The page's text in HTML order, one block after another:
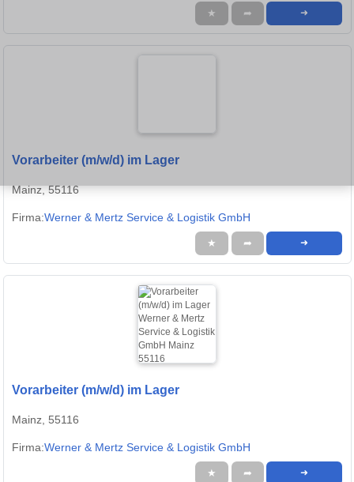
★ ➦ ➜
Vorarbeiter (m/w/d) im Lager
Mainz, 55116
Firma:Werner & Mertz Service & Logistik GmbH
★ ➦ ➜
Vorarbeiter (m/w/d) im Lager
Mainz, 55116
Firma:Werner & Mertz Service & Logistik GmbH
★ ➦ ➜